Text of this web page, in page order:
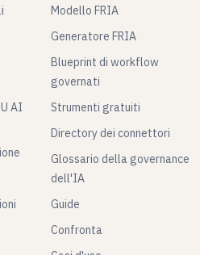
AI
Modello FRIA
Generatore FRIA
Blueprint di workflow
governati
Strumenti gratuiti
Directory dei connettori
Glossario della governance
dell'IA
Guide
Confronta